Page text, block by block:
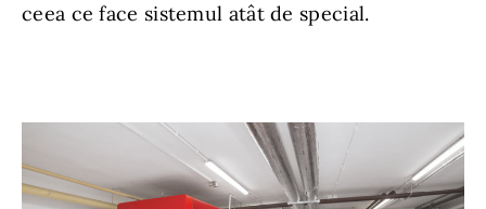
ceea ce face sistemul atât de special.